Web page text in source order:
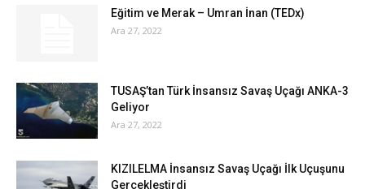
Eğitim ve Merak – Umran İnan (TEDx)
Ara 27, 2022
TUSAŞ’tan Türk İnsansız Savaş Uçağı ANKA-3
Geliyor
Ara 27, 2022
KIZILELMA İnsansız Savaş Uçağı İlk Uçuşunu
Gerçekleştirdi